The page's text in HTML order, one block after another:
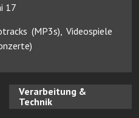
17
(MP3s), Videospiele
Verarbeitung &
Technik